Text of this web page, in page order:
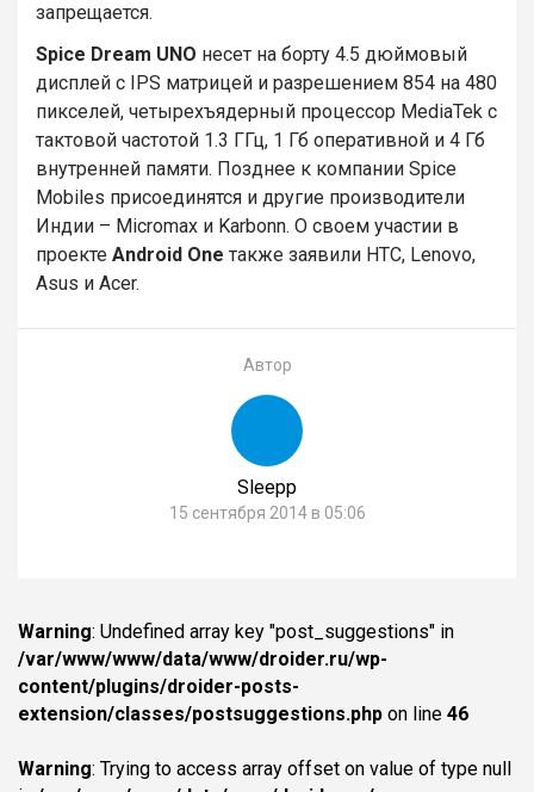
запрещается.
Spice Dream UNO несет на борту 4.5 дюймовый
дисплей с IPS матрицей и разрешением 854 на 480
пикселей, четырехъядерный процессор MediaTek с
тактовой частотой 1.3 ГГц, 1 Гб оперативной и 4 Гб
внутренней памяти. Позднее к компании Spice
Mobiles присоединятся и другие производители
Индии – Micromax и Karbonn. О своем участии в
проекте Android One также заявили HTC, Lenovo,
Asus и Acer.
Автор
Sleepp
15 сентября 2014 в 05:06
Warning: Undefined array key "post_suggestions" in
/var/www/www/data/www/droider.ru/wp-
content/plugins/droider-posts-
extension/classes/postsuggestions.php on line 46
Warning: Trying to access array offset on value of type null